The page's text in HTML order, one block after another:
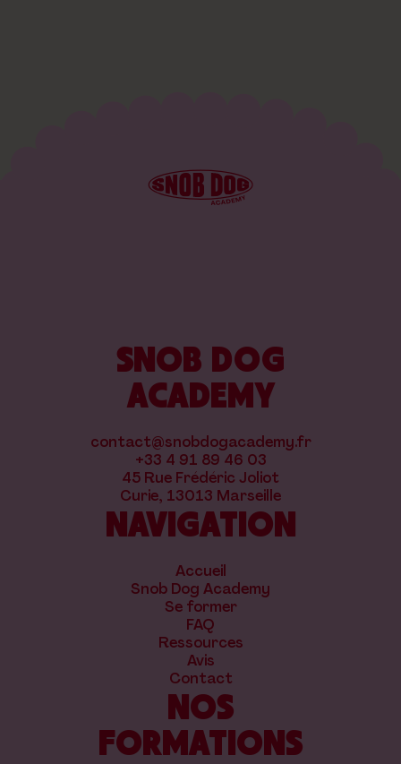
SNOB DOG
ACADEMY
contact@snobdogacademy.fr
+33 4 91 89 46 03
45 Rue Frédéric Joliot
Curie, 13013 Marseille
NAVIGATION
Accueil
Snob Dog Academy
Se former
FAQ
Ressources
Avis
Contact
NOS
FORMATIONS